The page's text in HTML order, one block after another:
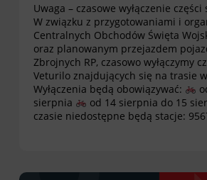
Uwaga – czasowe wyłączenie
W związku z przygotowaniami i
Centralnych Obchodów Święta
oraz planowanym przejazdem
Zbrojnych RP, czasowo wyłączymy
Veturilo znajdujących się na trasie
Wyłączenia będą obowiązywać:
sierpnia
od 14 sierpnia do 15
czasie niedostępne będą stacje: